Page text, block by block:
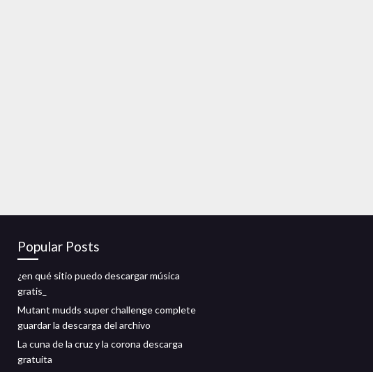
Popular Posts
¿en qué sitio puedo descargar música
gratis_
Mutant mudds super challenge complete
guardar la descarga del archivo
La cuna de la cruz y la corona descarga
gratuita